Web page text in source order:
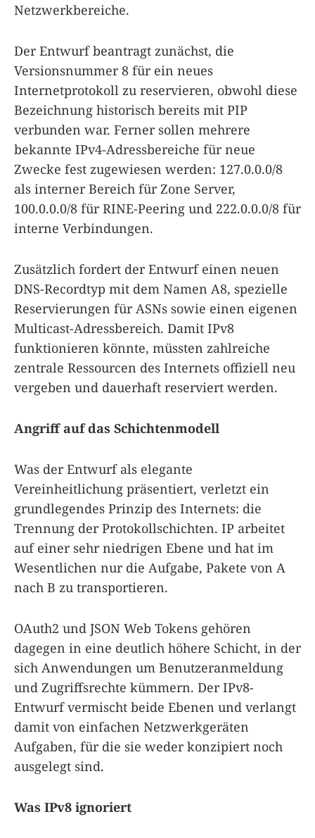
Netzwerkbereiche.
Der Entwurf beantragt zunächst, die
Versionsnummer 8 für ein neues
Internetprotokoll zu reservieren, obwohl diese
Bezeichnung historisch bereits mit PIP
verbunden war. Ferner sollen mehrere
bekannte IPv4-Adressbereiche für neue
Zwecke fest zugewiesen werden: 127.0.0.0/8
als interner Bereich für Zone Server,
100.0.0.0/8 für RINE-Peering und 222.0.0.0/8 für
interne Verbindungen.
Zusätzlich fordert der Entwurf einen neuen
DNS-Recordtyp mit dem Namen A8, spezielle
Reservierungen für ASNs sowie einen eigenen
Multicast-Adressbereich. Damit IPv8
funktionieren könnte, müssten zahlreiche
zentrale Ressourcen des Internets offiziell neu
vergeben und dauerhaft reserviert werden.
Angriff auf das Schichtenmodell
Was der Entwurf als elegante
Vereinheitlichung präsentiert, verletzt ein
grundlegendes Prinzip des Internets: die
Trennung der Protokollschichten. IP arbeitet
auf einer sehr niedrigen Ebene und hat im
Wesentlichen nur die Aufgabe, Pakete von A
nach B zu transportieren.
OAuth2 und JSON Web Tokens gehören
dagegen in eine deutlich höhere Schicht, in der
sich Anwendungen um Benutzeranmeldung
und Zugriffsrechte kümmern. Der IPv8-
Entwurf vermischt beide Ebenen und verlangt
damit von einfachen Netzwerkgeräten
Aufgaben, für die sie weder konzipiert noch
ausgelegt sind.
Was IPv8 ignoriert